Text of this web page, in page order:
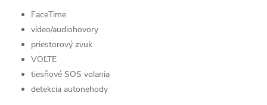
FaceTime
video/audiohovory
priestorový zvuk
VOĽTE
tiesňové SOS volania
detekcia autonehody